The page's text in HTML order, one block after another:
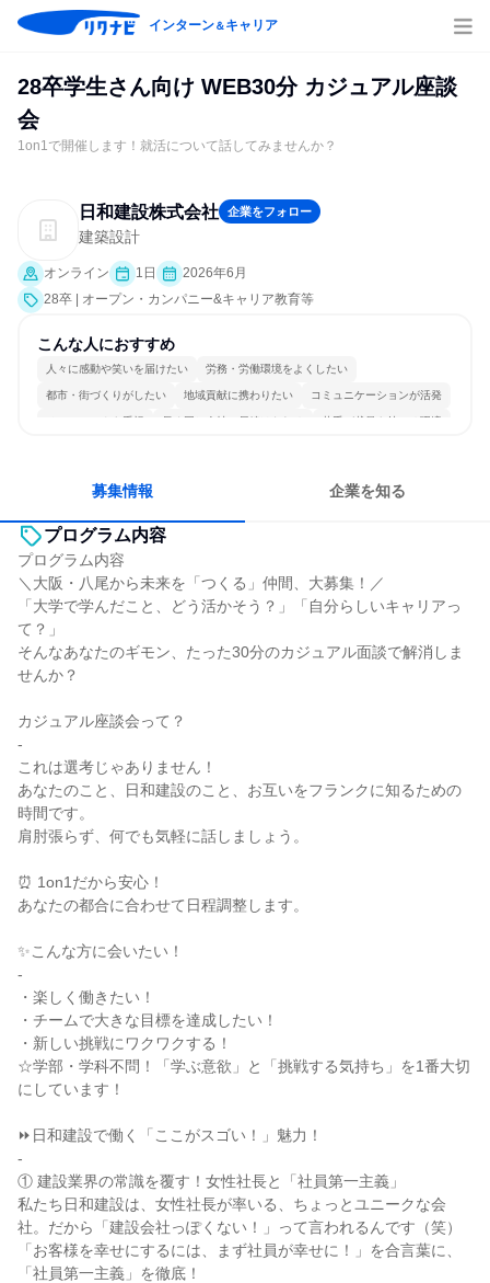
インターン＆キャリア
28卒学生さん向け WEB30分 カジュアル座談
会
1on1で開催します！就活について話してみませんか？
日和建設株式会社 企業をフォロー
建築設計
オンライン 1日
2026年6月
28卒 | オープン・カンパニー&キャリア教育等
こんな人におすすめ
人々に感動や笑いを届けたい 労務・労働環境をよくしたい
都市・街づくりがしたい 地域貢献に携わりたい コミュニケーションが活発
チームワークを重視 長く同じ会社に居続けられる 若手が裁量を持てる環境
募集情報 企業を知る
プログラム内容
プログラム内容
＼大阪・八尾から未来を「つくる」仲間、大募集！／
「大学で学んだこと、どう活かそう？」「自分らしいキャリアっ
て？」
そんなあなたのギモン、たった30分のカジュアル面談で解消しま
せんか？
カジュアル座談会って？
-
これは選考じゃありません！
あなたのこと、日和建設のこと、お互いをフランクに知るための
時間です。
肩肘張らず、何でも気軽に話しましょう。
⏰ 1on1だから安心！
あなたの都合に合わせて日程調整します。
✨こんな方に会いたい！
-
・楽しく働きたい！
・チームで大きな目標を達成したい！
・新しい挑戦にワクワクする！
☆学部・学科不問！「学ぶ意欲」と「挑戦する気持ち」を1番大切
にしています！
⏩日和建設で働く「ここがスゴい！」魅力！
-
① 建設業界の常識を覆す！女性社長と「社員第一主義」
私たち日和建設は、女性社長が率いる、ちょっとユニークな会
社。だから「建設会社っぽくない！」って言われるんです（笑）
「お客様を幸せにするには、まず社員が幸せに！」を合言葉に、
「社員第一主義」を徹底！